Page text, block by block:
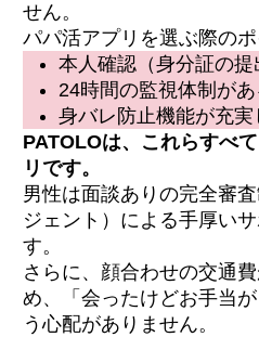
せん。
パパ活アプリを選ぶ際のポ
本人確認（身分証の
24時間の監視体制があ
身バレ防止機能が充実
PATOLOは、これらすべ
リです。
男性は面談ありの完全審
ジェント）による手厚い
す。
さらに、顔合わせの交通
め、「会ったけどお手当
う心配がありません。